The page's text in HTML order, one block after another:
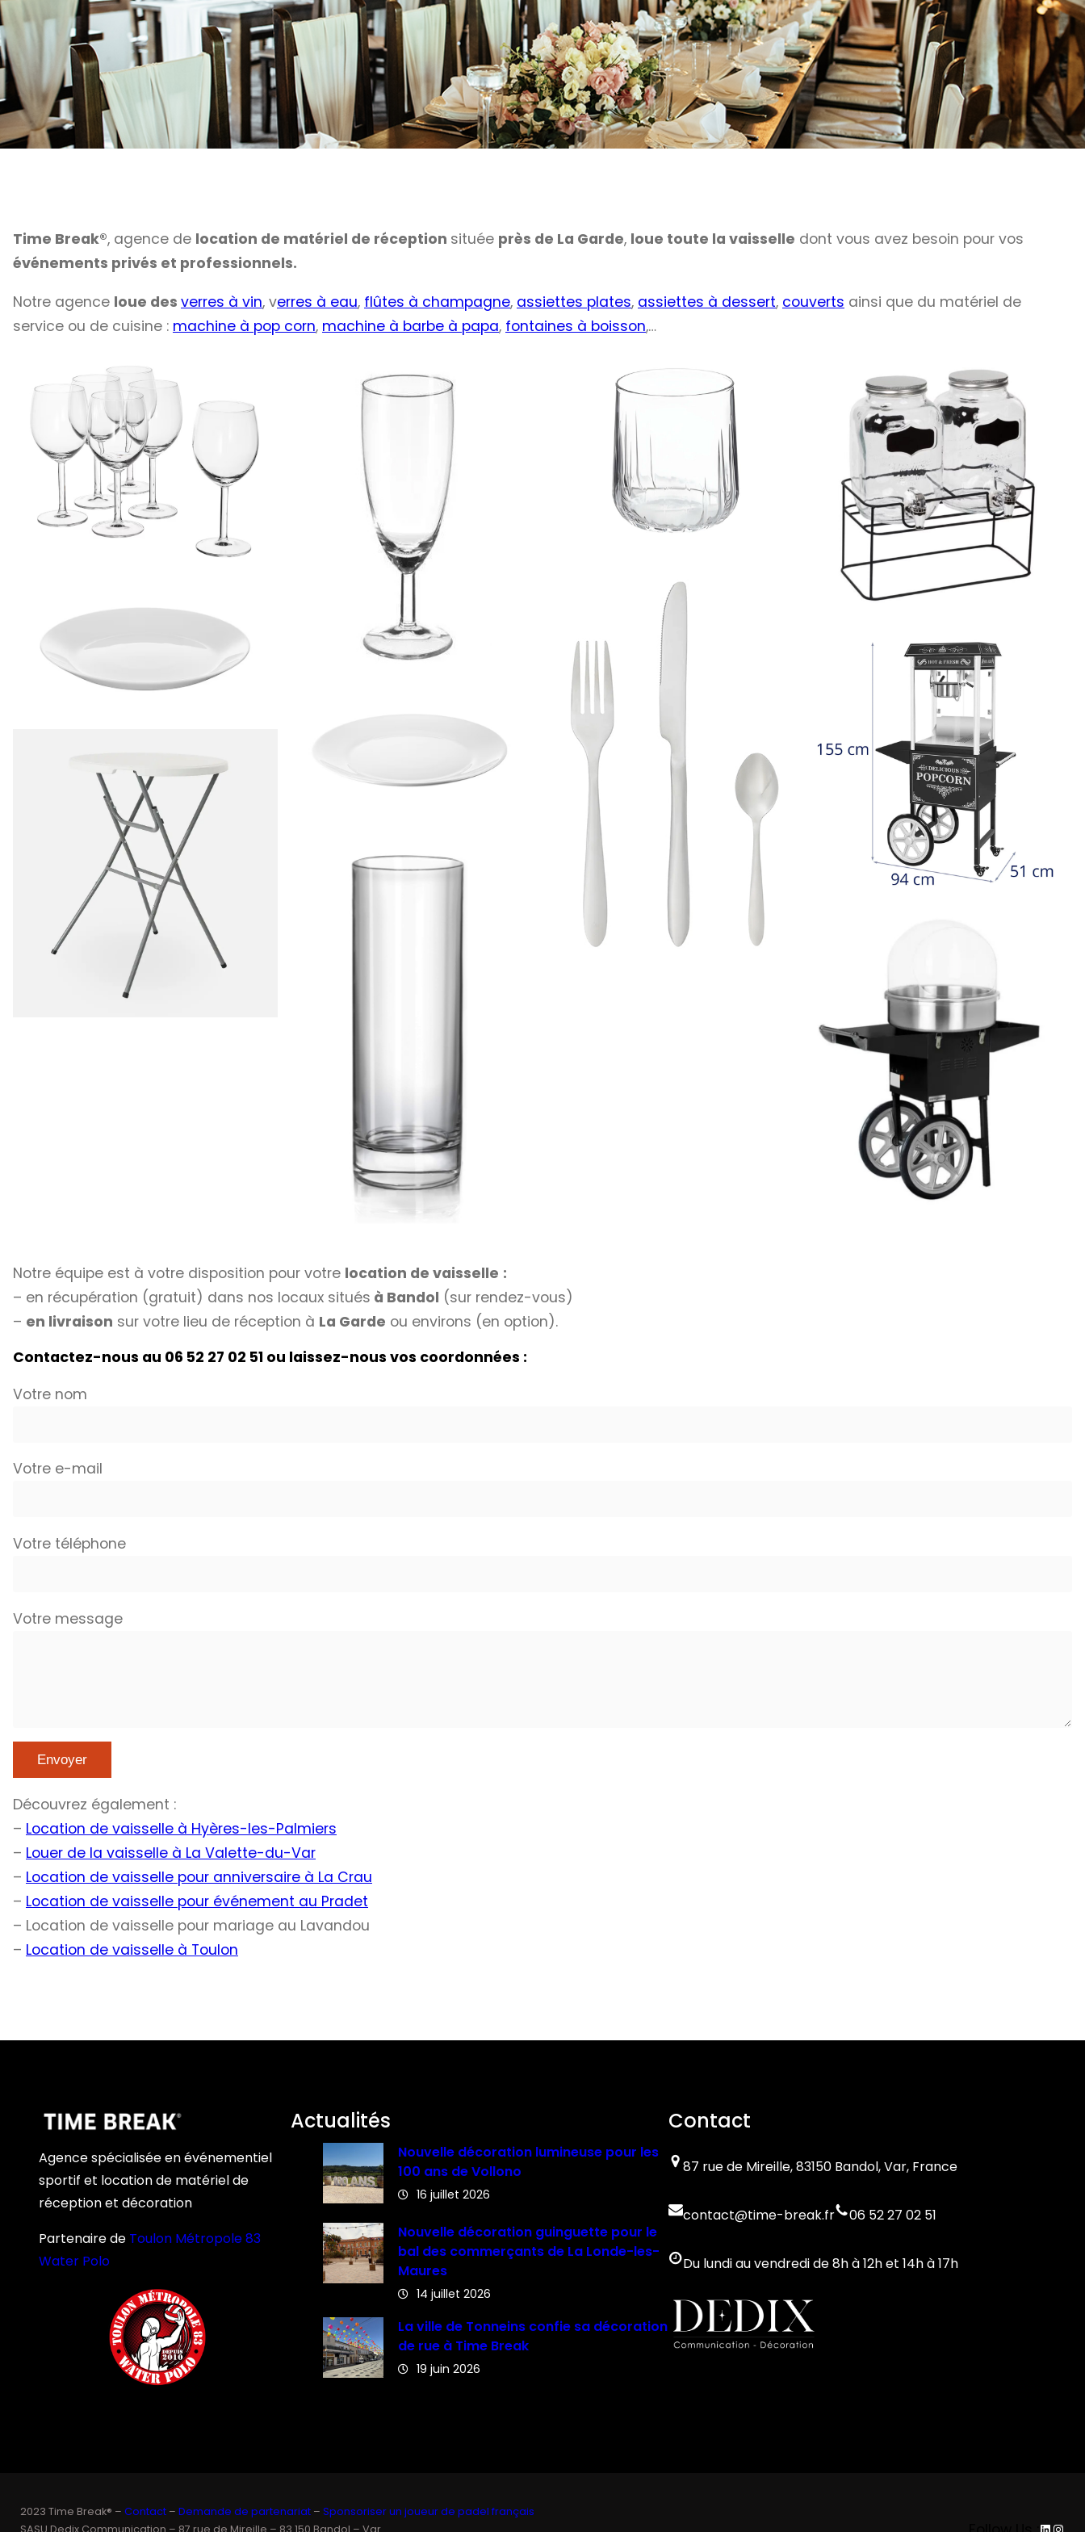
Time Break®, agence de location de matériel de réception située près de La Garde, loue toute la vaisselle dont vous avez besoin pour vos
événements privés et professionnels.
Notre agence loue des verres à vin, verres à eau, flûtes à champagne, assiettes plates, assiettes à dessert, couverts ainsi que du matériel de
service ou de cuisine : machine à pop corn, machine à barbe à papa, fontaines à boisson,…
Notre équipe est à votre disposition pour votre location de vaisselle :
– en récupération (gratuit) dans nos locaux situés à Bandol (sur rendez-vous)
– en livraison sur votre lieu de réception à La Garde ou environs (en option).
Contactez-nous au 06 52 27 02 51 ou laissez-nous vos coordonnées :
Votre nom
Votre e-mail
Votre téléphone
Votre message
Découvrez également :
– Location de vaisselle à Hyères-les-Palmiers
– Louer de la vaisselle à La Valette-du-Var
– Location de vaisselle pour anniversaire à La Crau
– Location de vaisselle pour événement au Pradet
– Location de vaisselle pour mariage au Lavandou
– Location de vaisselle à Toulon
Agence spécialisée en événementiel
sportif et location de matériel de
réception et décoration
Partenaire de Toulon Métropole 83
Water Polo
Actualités
Nouvelle décoration lumineuse pour les
100 ans de Vollono
16 juillet 2026
Nouvelle décoration guinguette pour le
bal des commerçants de La Londe-les-
Maures
14 juillet 2026
La ville de Tonneins confie sa décoration
de rue à Time Break
19 juin 2026
Contact
87 rue de Mireille, 83150 Bandol, Var, France
contact@time-break.fr 06 52 27 02 51
Du lundi au vendredi de 8h à 12h et 14h à 17h
2023 Time Break® – Contact – Demande de partenariat – Sponsoriser un joueur de padel français